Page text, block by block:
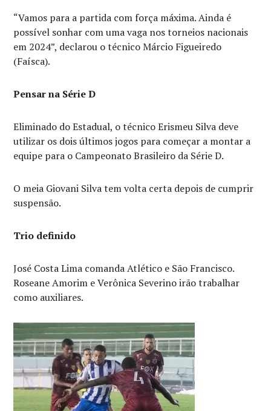
“Vamos para a partida com força máxima. Ainda é
possível sonhar com uma vaga nos torneios nacionais
em 2024”, declarou o técnico Márcio Figueiredo
(Faísca).
Pensar na Série D
Eliminado do Estadual, o técnico Erismeu Silva deve
utilizar os dois últimos jogos para começar a montar a
equipe para o Campeonato Brasileiro da Série D.
O meia Giovani Silva tem volta certa depois de cumprir
suspensão.
Trio definido
José Costa Lima comanda Atlético e São Francisco.
Roseane Amorim e Verônica Severino irão trabalhar
como auxiliares.